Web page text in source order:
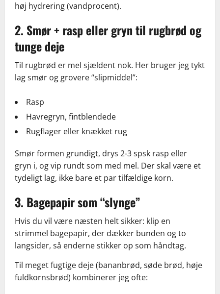
høj hydrering (vandprocent).
2. Smør + rasp eller gryn til rugbrød og
tunge deje
Til rugbrød er mel sjældent nok. Her bruger jeg tykt
lag smør og grovere “slipmiddel”:
Rasp
Havregryn, fintblendede
Rugflager eller knækket rug
Smør formen grundigt, drys 2-3 spsk rasp eller
gryn i, og vip rundt som med mel. Der skal være et
tydeligt lag, ikke bare et par tilfældige korn.
3. Bagepapir som “slynge”
Hvis du vil være næsten helt sikker: klip en
strimmel bagepapir, der dækker bunden og to
langsider, så enderne stikker op som håndtag.
Til meget fugtige deje (bananbrød, søde brød, høje
fuldkornsbrød) kombinerer jeg ofte: